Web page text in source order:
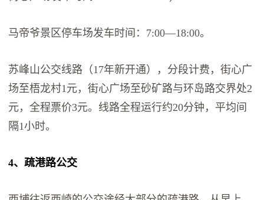
马帝爷景区停车场发车时间：7:00—18:00。
苏峰山公交线路（17年新开通），分段计费，街心广
场至梧龙村1元，街心广场至砂矿路与环岛路交界处2
元，全程票价3元。线路全程运行约20分钟，平均间
隔1小时。
4、疏港路公交